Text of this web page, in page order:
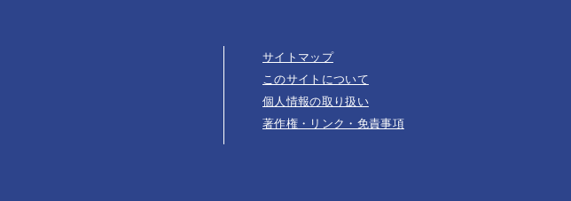
サイトマップ
このサイトについて
個人情報の取り扱い
著作権・リンク・免責事項